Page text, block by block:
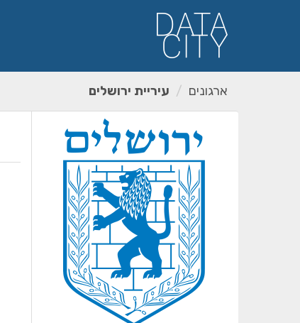
ארגונים עיריית ירושלים